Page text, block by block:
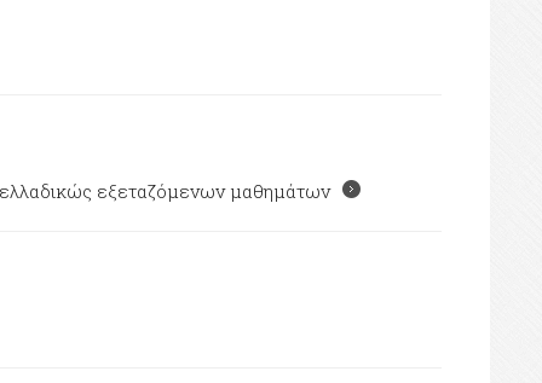
εξεταζόμενων μαθημάτων